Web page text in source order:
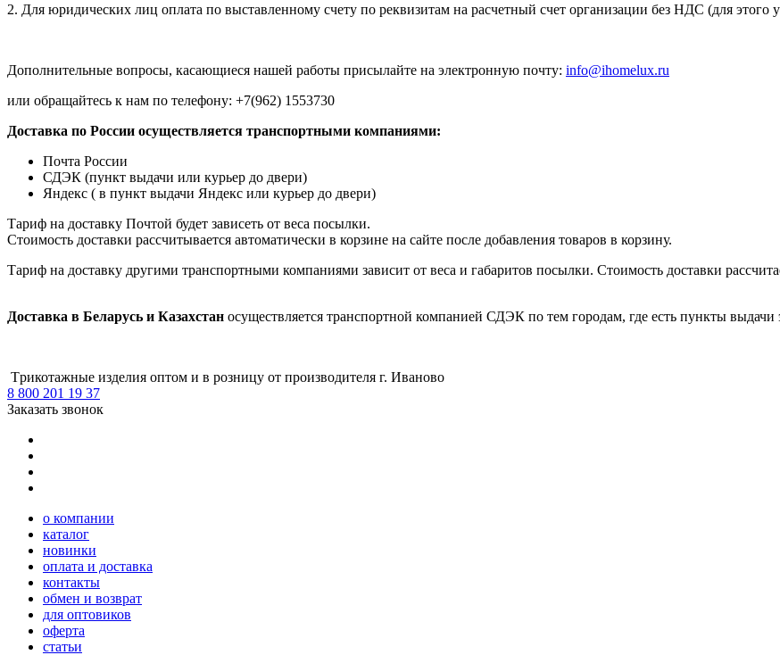
2. Для юридических лиц оплата по выставленному счету по реквизитам на расчетный счет организации без НДС (для этого
Дополнительные вопросы, касающиеся нашей работы присылайте на электронную почту: info@ihomelux.ru
или обращайтесь к нам по телефону: +7(962) 1553730
Доставка по России осуществляется транспортными компаниями:
Почта России
СДЭК (пункт выдачи или курьер до двери)
Яндекс ( в пункт выдачи Яндекс или курьер до двери)
Тариф на доставку Почтой будет зависеть от веса посылки.
Стоимость доставки рассчитывается автоматически в корзине на сайте после добавления товаров в корзину.
Тариф на доставку другими транспортными компаниями зависит от веса и габаритов посылки. Стоимость доставки
Доставка в Беларусь и Казахстан осуществляется транспортной компанией СДЭК по тем городам, где есть пункты
Tрикотажные изделия оптом и в розницу от производителя г. Иваново
8 800 201 19 37
Заказать звонок
о компании
каталог
новинки
оплата и доставка
контакты
обмен и возврат
для оптовиков
оферта
статьи